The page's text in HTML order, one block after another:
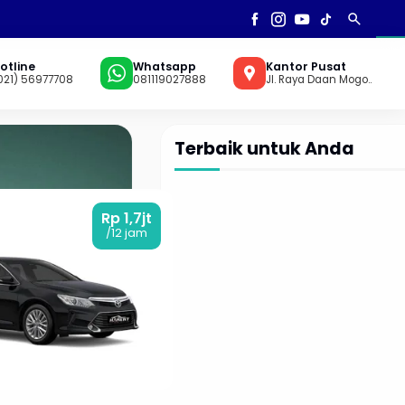
search
56977708
Whatsapp
081119027888
Kantor Pusat
Jl. Raya Daan Mogo..
Terbaik untuk Anda
Rp 1,7jt
/12 jam